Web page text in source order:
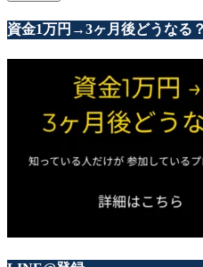
資金1万円→3ヶ月後どうなる？